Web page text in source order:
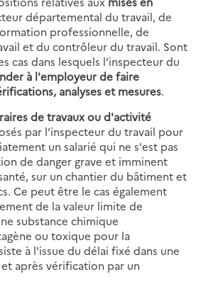
départemental du travail, de
professionnelle, de
et du contrôleur du travail. Sont
cas dans lesquels l’inspecteur du
à l'employeur de faire
analyses et mesures.
de travaux ou d'activité
par l’inspecteur du travail pour
un salarié qui ne s'est pas
de danger grave et imminent
sur un chantier du bâtiment et
Ce peut être le cas également
de la valeur limite de
substance chimique
ou toxique pour la
à l'issue du délai fixé dans une
après vérification par un